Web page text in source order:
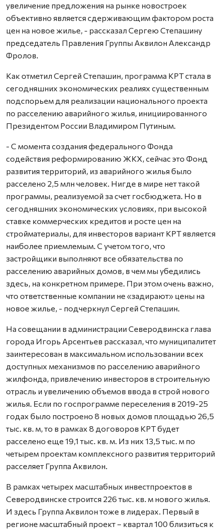
увеличение предложения на рынке новостроек
объективно является сдерживающим фактором роста
цен на новое жилье, - рассказал Сергею Степашину
председатель Правления Группы Аквилон Александр
Фролов.
Как отметил Сергей Степашин, программа КРТ стала в
сегодняшних экономических реалиях существенным
подспорьем для реализации национального проекта
по расселению аварийного жилья, инициированного
Президентом России Владимиром Путиным.
- С момента создания федерального Фонда
содействия реформированию ЖКХ, сейчас это Фонд
развития территорий, из аварийного жилья было
расселено 2,5 млн человек. Нигде в мире нет такой
программы, реализуемой за счет госбюджета. Но в
сегодняшних экономических условиях, при высокой
ставке коммерческих кредитов и росте цен на
стройматериалы, для инвесторов вариант КРТ является
наиболее приемлемым. С учетом того, что
застройщики выполняют все обязательства по
расселению аварийных домов, в чем мы убедились
здесь, на конкретном примере. При этом очень важно,
что ответственные компании не «задирают» цены на
новое жилье, - подчеркнул Сергей Степашин.
На совещании в администрации Северодвинска глава
города Игорь Арсентьев рассказал, что муниципалитет
заинтересован в максимальном использовании всех
доступных механизмов по расселению аварийного
жилфонда, привлечению инвесторов в строительную
отрасль и увеличению объемов ввода в строй нового
жилья. Если по госпрограмме переселения в 2019-25
годах было построено 8 новых домов площадью 26,5
тыс. кв. м, то в рамках 8 договоров КРТ будет
расселено еще 19,1 тыс. кв. м. Из них 13,5 тыс. м по
четырем проектам комплексного развития территорий
расселяет Группа Аквилон.
В рамках четырех масштабных инвестпроектов в
Северодвинске строится 226 тыс. кв. м нового жилья.
И здесь Группа Аквилон тоже в лидерах. Первый в
регионе масштабный проект – квартал 100 близиться к